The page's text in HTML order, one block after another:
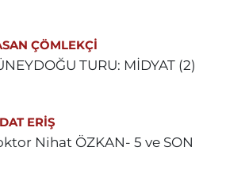
ÇÖMLEKÇİ
TURU: MİDYAT (2)
ERİŞ
Doktor Nihat ÖZKAN- 5 ve SON